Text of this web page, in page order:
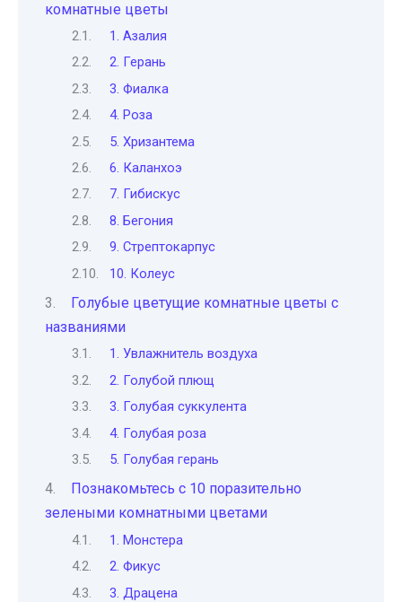
комнатные цветы
1. Азалия
2. Герань
3. Фиалка
4. Роза
5. Хризантема
6. Каланхоэ
7. Гибискус
8. Бегония
9. Стрептокарпус
10. Колеус
Голубые цветущие комнатные цветы с
названиями
1. Увлажнитель воздуха
2. Голубой плющ
3. Голубая суккулента
4. Голубая роза
5. Голубая герань
Познакомьтесь с 10 поразительно
зелеными комнатными цветами
1. Монстера
2. Фикус
3. Драцена